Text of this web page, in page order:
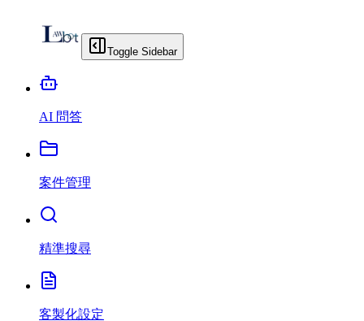
Toggle Sidebar
AI 問答
案件管理
精準搜尋
客製化設定